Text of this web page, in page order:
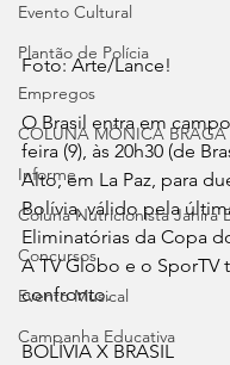
Evento Cultural
Plantão de Polícia
Empregos
COLUNA MÔNICA BRAGA
Informe
Coluna Nutricionista Janira
Concursos
Evento Musical
Campanha Educativa
Foto: Arte/Lance!
O Brasil entra em
feira (9), às 20h30 (de
Alto, em La Paz, para
Bolívia, válido pela
Eliminatórias da Copa
A TV Globo e o SporTV
confronto.
BOLÍVIA X BRASIL